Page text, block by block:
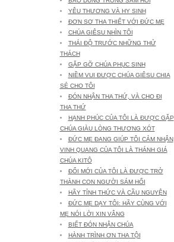
YÊU THƯƠNG VÀ HY SINH
ĐƠN SƠ THA THIẾT VỚI ĐỨC MẸ
CHÚA GIÊSU NHÌN TÔI
THÁI ĐỘ TRƯỚC NHỮNG THỬ
THÁCH
GẶP GỠ CHÚA PHỤC SINH
NIỀM VUI ĐƯỢC CHÚA GIÊSU CHIA
SẺ CHO TÔI
ĐÓN NHẬN THA THỨ, VÀ CHO ĐI
THA THỨ
HẠNH PHÚC CỦA TÔI LÀ ĐƯỢC GẶP
CHÚA GIÀU LÒNG THƯƠNG XÓT
ĐỨC MẸ ĐANG GIÚP TÔI CẢM NHẬN
VINH QUANG CỦA TÔI LÀ THÁNH GIÁ
CHÚA KITÔ
ĐỔI MỚI CỦA TÔI LÀ ĐƯỢC TRỞ
THÀNH CON NGƯỜI SÁM HỐI
HÃY TỈNH THỨC VÀ CẦU NGUYỆN
ĐỨC MẸ DẠY TÔI: HÃY CÙNG VỚI
MẸ NÓI LỜI XIN VÂNG
BIẾT ĐÓN NHẬN CHÚA
HÀNH TRÌNH ƠN THA TỘI